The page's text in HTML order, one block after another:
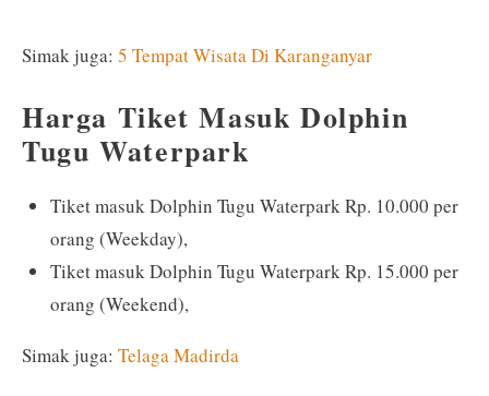
Simak juga: 5 Tempat Wisata Di Karanganyar
Harga Tiket Masuk Dolphin
Tugu Waterpark
Tiket masuk Dolphin Tugu Waterpark Rp. 10.000 per
orang (Weekday),
Tiket masuk Dolphin Tugu Waterpark Rp. 15.000 per
orang (Weekend),
Simak juga: Telaga Madirda